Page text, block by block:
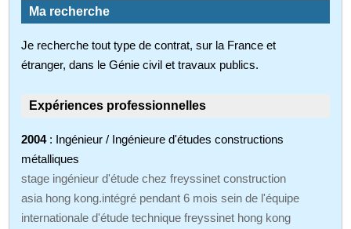
Ma recherche
Je recherche tout type de contrat, sur la France et
étranger, dans le Génie civil et travaux publics.
Expériences professionnelles
2004: Ingénieur / Ingénieure d'études constructions
métalliques
stage ingénieur d'étude chez freyssinet construction
asia hong kong.intégré pendant 6 mois sein de l'équipe
internationale d'étude technique freyssinet hong kong